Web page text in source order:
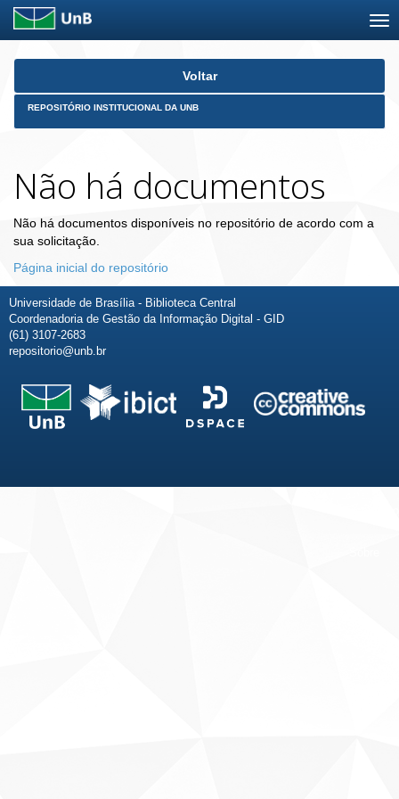
Skip
Voltar
REPOSITÓRIO INSTITUCIONAL DA UNB
Não há documentos
Não há documentos disponíveis no repositório de acordo com a
sua solicitação.
Página inicial do repositório
Universidade de Brasília - Biblioteca Central
Coordenadoria de Gestão da Informação Digital - GID
(61) 3107-2683
repositorio@unb.br